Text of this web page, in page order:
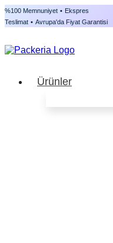
%100 Memnuniyet • Ekspres
Teslimat • Avrupa'da Fiyat Garantisi
Ürünler